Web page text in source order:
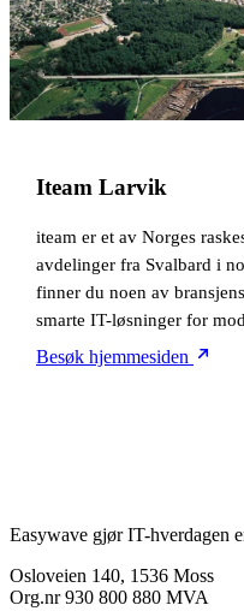
Iteam Larvik
iteam er et av Norges
avdelinger fra Svalbard i
finner du noen av
smarte IT-løsninger for
Besøk hjemmesiden
Easywave gjør IT-hverdagen
Osloveien 140, 1536 Moss
Org.nr 930 800 880 MVA